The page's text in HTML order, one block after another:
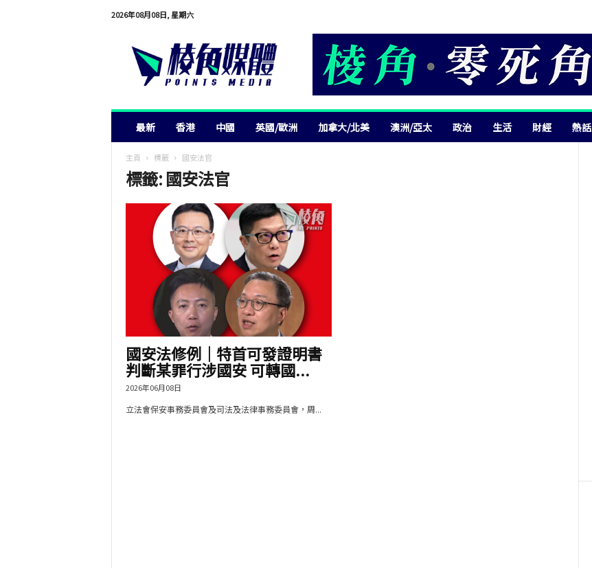
2026年08月08日, 星期六
最新 香港 中國 英國/歐洲 加拿大/北美 澳洲/亞太 政治 生活 財經 熱話
主頁 標籤 國安法官
標籤: 國安法官
國安法修例｜特首可發證明書
判斷某罪行涉國安 可轉國...
2026年06月08日
立法會保安事務委員會及司法及法律事務委員會，周...